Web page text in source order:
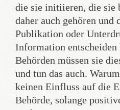
die sie initiieren, die sie
daher auch gehören und
Publikation oder
Information entscheiden
Behörden müssen sie
und tun das auch.
keinen Einfluss auf die
Behörde, solange